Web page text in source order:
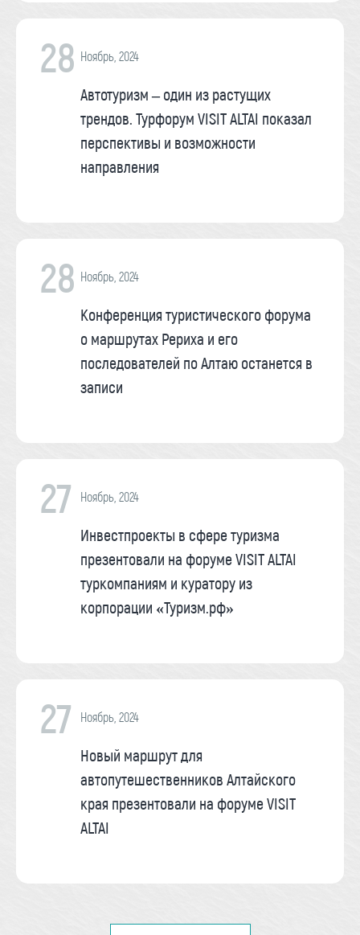
28 Ноябрь, 2024
Автотуризм – один из растущих
трендов. Турфорум VISIT ALTAI показал
перспективы и возможности
направления
28 Ноябрь, 2024
Конференция туристического форума
о маршрутах Рериха и его
последователей по Алтаю останется в
записи
27 Ноябрь, 2024
Инвестпроекты в сфере туризма
презентовали на форуме VISIT ALTAI
туркомпаниям и куратору из
корпорации «Туризм.рф»
27 Ноябрь, 2024
Новый маршрут для
автопутешественников Алтайского
края презентовали на форуме VISIT
ALTAI